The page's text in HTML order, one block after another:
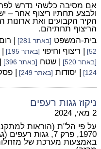
אם מסיבה כלשהי נדרש
ולבצע תחתיו ריצוף אחר –
הקיר הקבועים ואת
הריצוף תחתיהם.
בית-המשפט [באתר 281] |
52]
| ריצוף וחיפוי [באתר 195]
[באתר 520] | שטח [באתר 396]
124]
| יסודות [באתר 249] |
ניקוז גגות רעפים
2 מאי, 2024
על פי הל"ת (הוראות
1970, פרק 7, גגות
באמצעות מערכת של